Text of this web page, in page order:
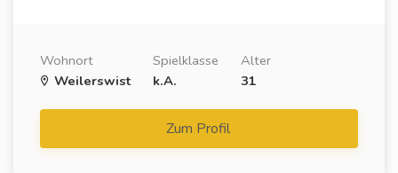
Wohnort
Weilerswist
Spielklasse
k.A.
Alter
31
Zum Profil